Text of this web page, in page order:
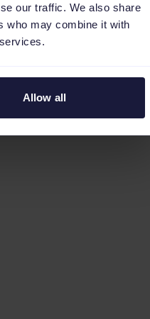
our traffic. We also share
who may combine it with
Allow all